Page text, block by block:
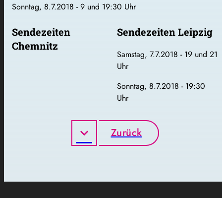
Sonntag, 8.7.2018 - 9 und 19:30 Uhr
Sendezeiten
Chemnitz
Sendezeiten Leipzig
Samstag, 7.7.2018 - 19 und 21
Uhr
Sonntag, 8.7.2018 - 19:30
Uhr
Zurück